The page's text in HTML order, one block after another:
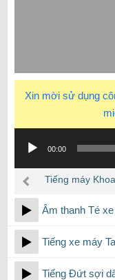
Xin mời sử dụng
phát
âm
thanh
00:00
Tiếng máy
Âm thanh Té xe
Tiếng xe máy
Tiếng Đứt sợi